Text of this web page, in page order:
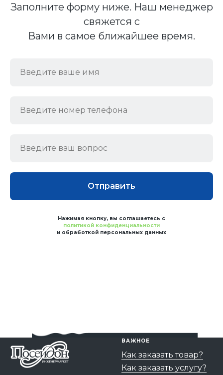
Заполните форму ниже. Наш менеджер
свяжется с
Вами в самое ближайшее время.
Отправить
Нажимая кнопку, вы соглашаетесь с
политикой конфиденциальности
и обработкой персональных данных
ВАЖНОЕ
Как заказать товар?
Как заказать услугу?